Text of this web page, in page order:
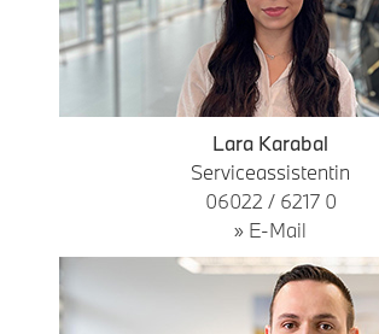
Lara Karabal
Serviceassistentin
06022 / 6217 0
» E-Mail